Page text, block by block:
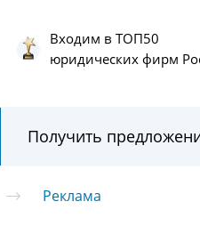
Входим в ТОП50
юридических фирм
Получить
Реклама